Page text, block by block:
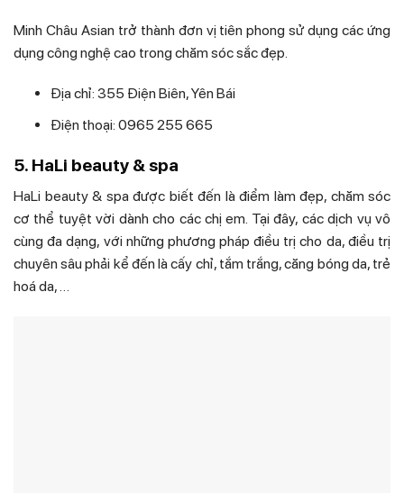
Minh Châu Asian trở thành đơn vị tiên phong sử dụng các ứng
dụng công nghệ cao trong chăm sóc sắc đẹp.
Địa chỉ: 355 Điện Biên, Yên Bái
Điện thoại: 0965 255 665
5. HaLi beauty & spa
HaLi beauty & spa được biết đến là điểm làm đẹp, chăm sóc
cơ thể tuyệt vời dành cho các chị em. Tại đây, các dịch vụ vô
cùng đa dạng, với những phương pháp điều trị cho da, điều trị
chuyên sâu phải kể đến là cấy chỉ, tắm trắng, căng bóng da, trẻ
hoá da, …